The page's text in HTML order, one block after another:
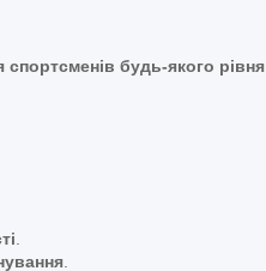
будь-якого рівня